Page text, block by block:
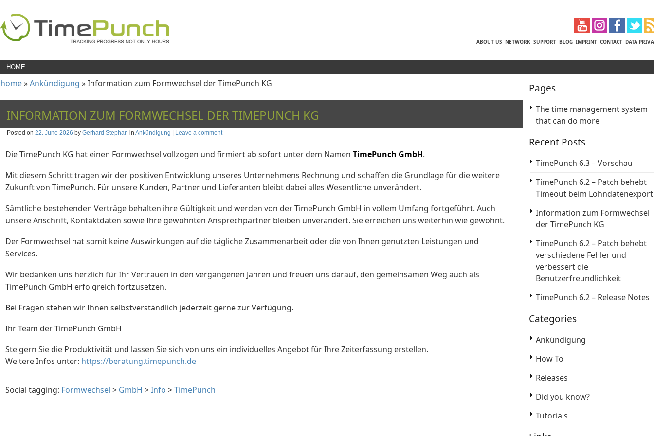
DATA
CONTACT
IMPRINT
BLOG
SUPPORT
NETWORK
ABOUT US
HOME
home»Ankündigung » Information zum Formwechsel der TimePunch KG
INFORMATION ZUM FORMWECHSEL DER TIMEPUNCH KG
Posted on 22. June 2026 by Gerhard Stephan in Ankündigung Leave a comment
Die TimePunch KG hat einen Formwechsel vollzogen und firmiert ab sofort unter dem Namen TimePunch GmbH.
Mit diesem Schritt tragen wir der positiven Entwicklung unseres Unternehmens Rechnung und schaffen die Grundlage für die weitere
Zukunft von TimePunch. Für unsere Kunden, Partner und Lieferanten bleibt dabei alles Wesentliche unverändert.
Sämtliche bestehenden Verträge behalten ihre Gültigkeit und werden von der TimePunch GmbH in vollem Umfang fortgeführt. Auch
unsere Anschrift, Kontaktdaten sowie Ihre gewohnten Ansprechpartner bleiben unverändert. Sie erreichen uns weiterhin wie gewohnt.
Der Formwechsel hat somit keine Auswirkungen auf die tägliche Zusammenarbeit oder die von Ihnen genutzten Leistungen und
Services.
Wir bedanken uns herzlich für Ihr Vertrauen in den vergangenen Jahren und freuen uns darauf, den gemeinsamen Weg auch als
TimePunch GmbH erfolgreich fortzusetzen.
Bei Fragen stehen wir Ihnen selbstverständlich jederzeit gerne zur Verfügung.
Ihr Team der TimePunch GmbH
Steigern Sie die Produktivität und lassen Sie sich von uns ein individuelles Angebot für Ihre Zeiterfassung erstellen.
Weitere Infos unter: https://beratung.timepunch.de
Social tagging: Formwechsel > GmbH >Info >TimePunch
Pages
The time management system
that can do more
Recent Posts
TimePunch 6.3 – Vorschau
TimePunch 6.2 – Patch behebt
Timeout beim Lohndatenexport
Information zum Formwechsel
der TimePunch KG
TimePunch 6.2 – Patch behebt
verschiedene Fehler und
verbessert die
Benutzerfreundlichkeit
TimePunch 6.2 – Release Notes
Categories
Ankündigung
How To
Releases
Did you know?
Tutorials